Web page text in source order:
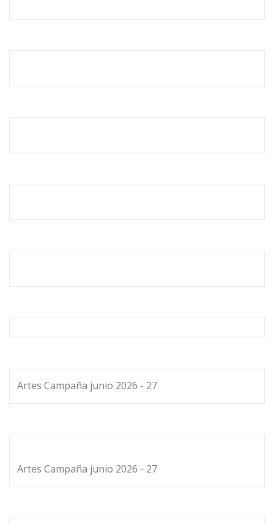
Artes Campaña junio 2026 - 27
Artes Campaña junio 2026 - 27